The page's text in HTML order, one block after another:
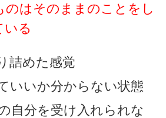
のはそのままのことをし
いる
詰めた感覚
いいか分からない状態
自分を受け入れられな